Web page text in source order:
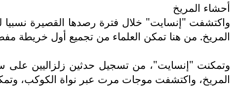
أحشاء المريخ
واكتشفت "إنسايت" خلال فترة رصدها القصيرة نسبيا
المريخ. من هنا تمكن العلماء من تجميع أول خريطة
وتمكنت "إنسايت"، من تسجيل حدثين زلزاليين على
المريخ، واكتشفت موجات مرت عبر نواة الكوكب،